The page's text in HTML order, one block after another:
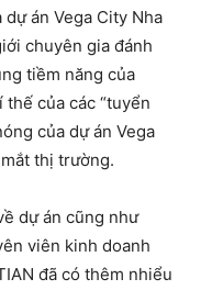
án Vega City Nha
chuyên gia đánh
tiềm năng của
của các “tuyển
của dự án Vega
thị trường.
dự án cũng như
viên kinh doanh
đã có thêm nhiểu